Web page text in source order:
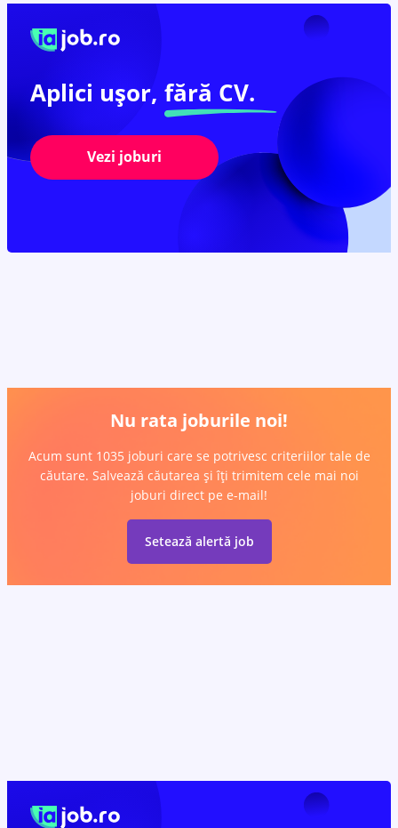
Aplici ușor, fără CV.
Vezi joburi
Nu rata joburile noi!
Acum sunt 1035 joburi care se potrivesc criteriilor tale de
căutare. Salvează căutarea și îți trimitem cele mai noi
joburi direct pe e-mail!
Setează alertă job